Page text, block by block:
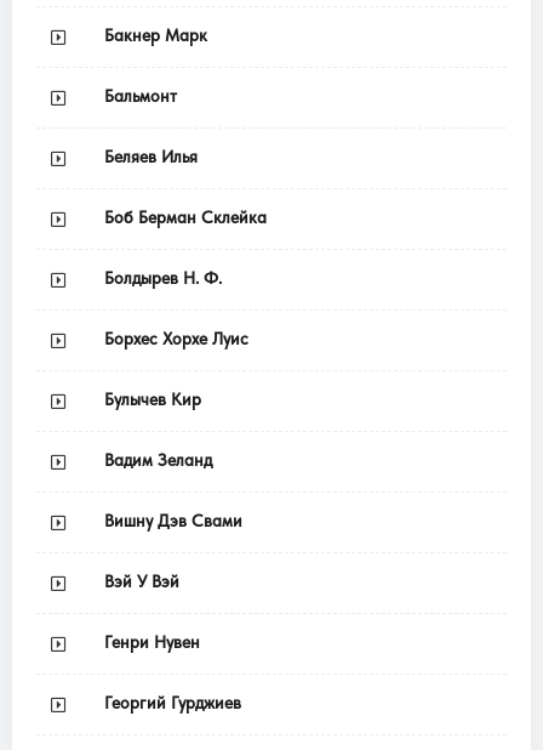
Бакнер Марк
Бальмонт
Беляев Илья
Боб Берман Склейка
Болдырев Н. Ф.
Борхес Хорхе Луис
Булычев Кир
Вадим Зеланд
Вишну Дэв Свами
Вэй У Вэй
Генри Нувен
Георгий Гурджиев